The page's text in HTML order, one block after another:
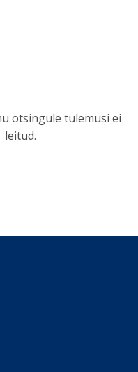
otsingule tulemusi ei
leitud.